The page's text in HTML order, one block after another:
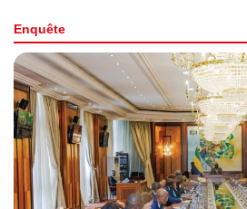
Enquête